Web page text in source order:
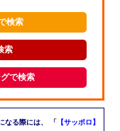
検索
索
で検索
る際には、 「 【サッポロ】